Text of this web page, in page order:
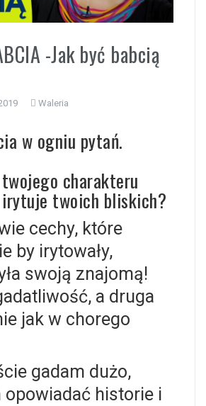
-Jak być babcią
Waleria
w ogniu pytań.
charakteru
twoich bliskich?
cechy, które
by irytowały,
swoją znajomą!
a druga
jak w chorego
gadam dużo,
opowiadać historie i